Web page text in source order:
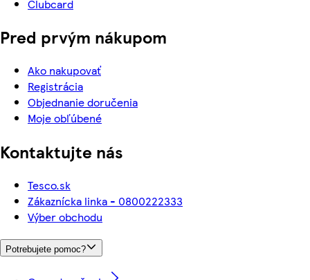
Clubcard
Pred prvým nákupom
Ako nakupovať
Registrácia
Objednanie doručenia
Moje obľúbené
Kontaktujte nás
Tesco.sk
Zákaznícka linka - 0800222333
Výber obchodu
Potrebujete pomoc?